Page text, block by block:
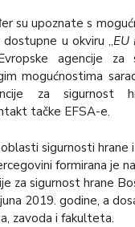
su upoznate s
u okviru „EU
agencije za
mogućnostima
za sigurnost
tačke EFSA-e.
sigurnosti hrane
formirana je
za sigurnost hrane
2019. godine, a
zavoda i fakulteta.